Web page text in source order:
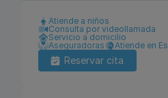
Atiende a niños
Consulta por videollamada
Servicio a domicilio
Aseguradoras
Atiende en
Reservar cita